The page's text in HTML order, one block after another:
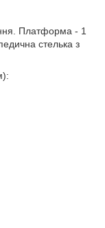
Платформа - 1
стелька з